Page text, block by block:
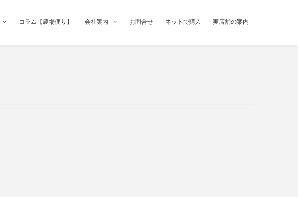
コラム【農場便り】 会社案内 お問合せ ネットで購入 実店舗の案内